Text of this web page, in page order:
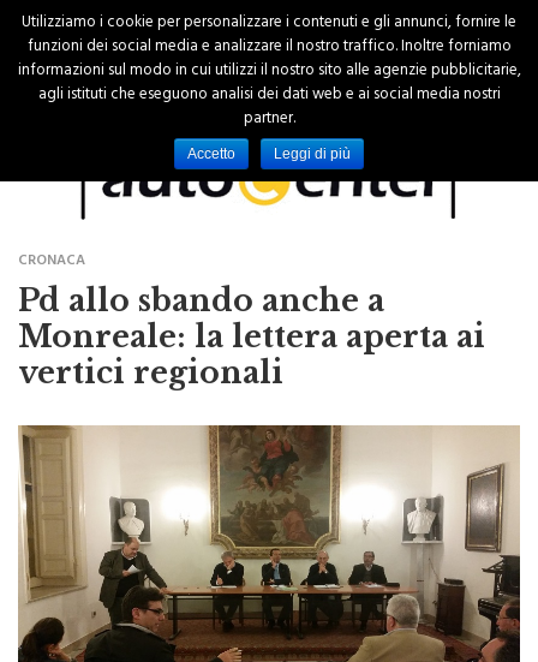
CRONACA
Pd allo sbando anche a
Monreale: la lettera aperta ai
Utilizziamo i cookie per personalizzare i contenuti e gli annunci, fornire le
funzioni dei social media e analizzare il nostro traffico. Inoltre forniamo
informazioni sul modo in cui utilizzi il nostro sito alle agenzie pubblicitarie,
agli istituti che eseguono analisi dei dati web e ai social media nostri
partner.
Accetto Leggi di più